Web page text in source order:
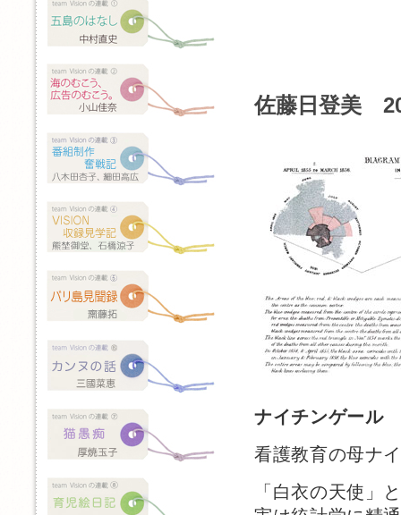
佐藤日登美
ナイチンゲール
看護教育の母ナ
「白衣の天使」